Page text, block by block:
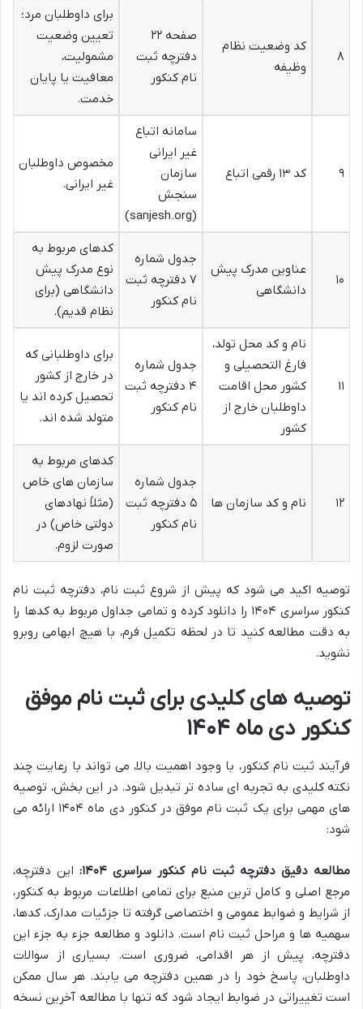
۸
کد وضعیت نظام
وظیفه
صفحه ۲۲
دفترچه ثبت
نام کنکور
برای داوطلبان مرد؛
تعیین وضعیت
مشمولیت،
معافیت یا پایان
خدمت.
۹ کد ۱۳ رقمی اتباع
سامانه اتباع
غیر ایرانی
سازمان
سنجش
(sanjesh.org)
مخصوص داوطلبان
غیر ایرانی.
۱۰
عناوین مدرک پیش
دانشگاهی
جدول شماره
۷ دفترچه ثبت
نام کنکور
کدهای مربوط به
نوع مدرک پیش
دانشگاهی (برای
نظام قدیم).
۱۱
نام و کد محل تولد،
فارغ التحصیلی و
کشور محل اقامت
داوطلبان خارج از
کشور
جدول شماره
۴ دفترچه ثبت
نام کنکور
برای داوطلبانی که
در خارج از کشور
تحصیل کرده اند یا
متولد شده اند.
۱۲ نام و کد سازمان ها
جدول شماره
۵ دفترچه ثبت
نام کنکور
کدهای مربوط به
سازمان های خاص
(مثلاً نهادهای
دولتی خاص) در
صورت لزوم.
توصیه اکید می شود که پیش از شروع ثبت نام، دفترچه ثبت نام
کنکور سراسری ۱۴۰۴ را دانلود کرده و تمامی جداول مربوط به کدها را
به دقت مطالعه کنید تا در لحظه تکمیل فرم، با هیچ ابهامی روبرو
نشوید.
توصیه های کلیدی برای ثبت نام موفق
کنکور دی ماه ۱۴۰۴
فرآیند ثبت نام کنکور، با وجود اهمیت بالا، می تواند با رعایت چند
نکته کلیدی به تجربه ای ساده تر تبدیل شود. در این بخش، توصیه
های مهمی برای یک ثبت نام موفق در کنکور دی ماه ۱۴۰۴ ارائه می
شود:
مطالعه دقیق دفترچه ثبت نام کنکور سراسری ۱۴۰۴:
این دفترچه،
مرجع اصلی و کامل ترین منبع برای تمامی اطلاعات مربوط به کنکور،
از شرایط و ضوابط عمومی و اختصاصی گرفته تا جزئیات مدارک، کدها،
سهمیه ها و مراحل ثبت نام است. دانلود و مطالعه جزء به جزء این
دفترچه، پیش از هر اقدامی، ضروری است. بسیاری از سوالات
داوطلبان، پاسخ خود را در همین دفترچه می یابند. هر سال ممکن
است تغییراتی در ضوابط ایجاد شود که تنها با مطالعه آخرین نسخه